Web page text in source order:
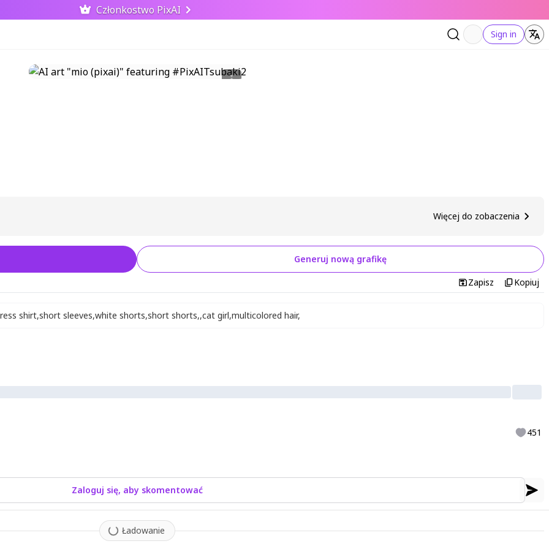
Członkostwo PixAI
Sign in
Więcej do zobaczenia
Zaloguj się, aby skomentować
Ładowanie
Generuj nową grafikę
Zapisz
Kopiuj
shirt,short sleeves,white shorts,short shorts,,cat girl,multicolored hair,
451